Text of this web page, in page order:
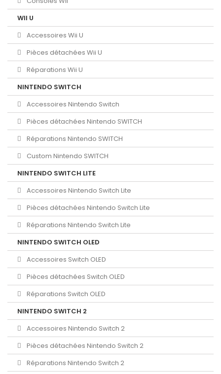
WII U
Accessoires Wii U
Pièces détachées Wii U
Réparations Wii U
NINTENDO SWITCH
Accessoires Nintendo Switch
Pièces détachées Nintendo SWITCH
Réparations Nintendo SWITCH
Custom Nintendo SWITCH
NINTENDO SWITCH LITE
Accessoires Nintendo Switch Lite
Pièces détachées Nintendo Switch Lite
Réparations Nintendo Switch Lite
NINTENDO SWITCH OLED
Accessoires Switch OLED
Pièces détachées Switch OLED
Réparations Switch OLED
NINTENDO SWITCH 2
Accessoires Nintendo Switch 2
Pièces détachées Nintendo Switch 2
Réparations Nintendo Switch 2